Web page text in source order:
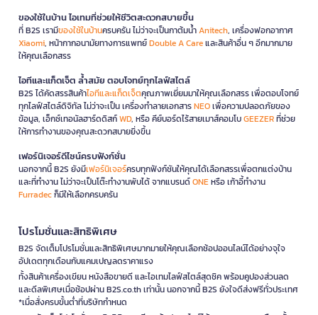
ของใช้ในบ้าน ไอเทมที่ช่วยให้ชีวิตสะดวกสบายขึ้น
ที่ B2S เรามีของใช้ในบ้านครบครัน ไม่ว่าจะเป็นกาต้มน้ำAnitech, เครื่องฟอกอากาศ
Xiaomi, หน้ากากอนามัยทางการแพทย์Double A Careและสินค้าอื่น ๆ อีกมากมาย
ให้คุณเลือกสรร
ไอทีและแก็ดเจ็ต ล้ำสมัย ตอบโจทย์ทุกไลฟ์สไตล์
B2S ได้คัดสรรสินค้าไอทีและแก็ดเจ็ตคุณภาพเยี่ยมมาให้คุณเลือกสรร เพื่อตอบโจทย์
ทุกไลฟ์สไตล์ดิจิทัล ไม่ว่าจะเป็น เครื่องทำลายเอกสารNEOเพื่อความปลอดภัยของ
ข้อมูล, เอ็กซ์เทอนัลฮาร์ดดิสก์WD, หรือ คีย์บอร์ดไร้สายเมาส์คอมโบGEEZERที่ช่วย
ให้การทำงานของคุณสะดวกสบายยิ่งขึ้น
เฟอร์นิเจอร์ดีไซน์ครบฟังก์ชั่น
นอกจากนี้ B2S ยังมีเฟอร์นิเจอร์ครบทุกฟังก์ชันให้คุณได้เลือกสรรเพื่อตกแต่งบ้าน
และที่ทำงาน ไม่ว่าจะเป็นโต๊ะทำงานพับได้ จากแบรนด์ONEหรือ เก้าอี้ทำงาน
Furradecก็มีให้เลือกครบครัน
โปรโมชั่นและสิทธิพิเศษ
B2S จัดเต็มโปรโมชั่นและสิทธิพิเศษมากมายให้คุณเลือกช้อปออนไลน์ได้อย่างจุใจ
อัปเดตทุกเดือนกับแคมเปญลดราคาแรง
ทั้งสินค้าเครื่องเขียน หนังสือขายดี และไอเทมไลฟ์สไตล์สุดชิค พร้อมคูปองส่วนลด
และดีลพิเศษเมื่อช้อปผ่าน B2S.co.th เท่านั้น นอกจากนี้ B2S ยังใจดีส่งฟรีทั่วประเทศ
*เมื่อสั่งครบขั้นต่ำที่บริษัทกำหนด